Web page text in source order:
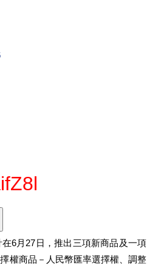
6月27日，推出三項新商品及一項
權商品－人民幣匯率選擇權、調整